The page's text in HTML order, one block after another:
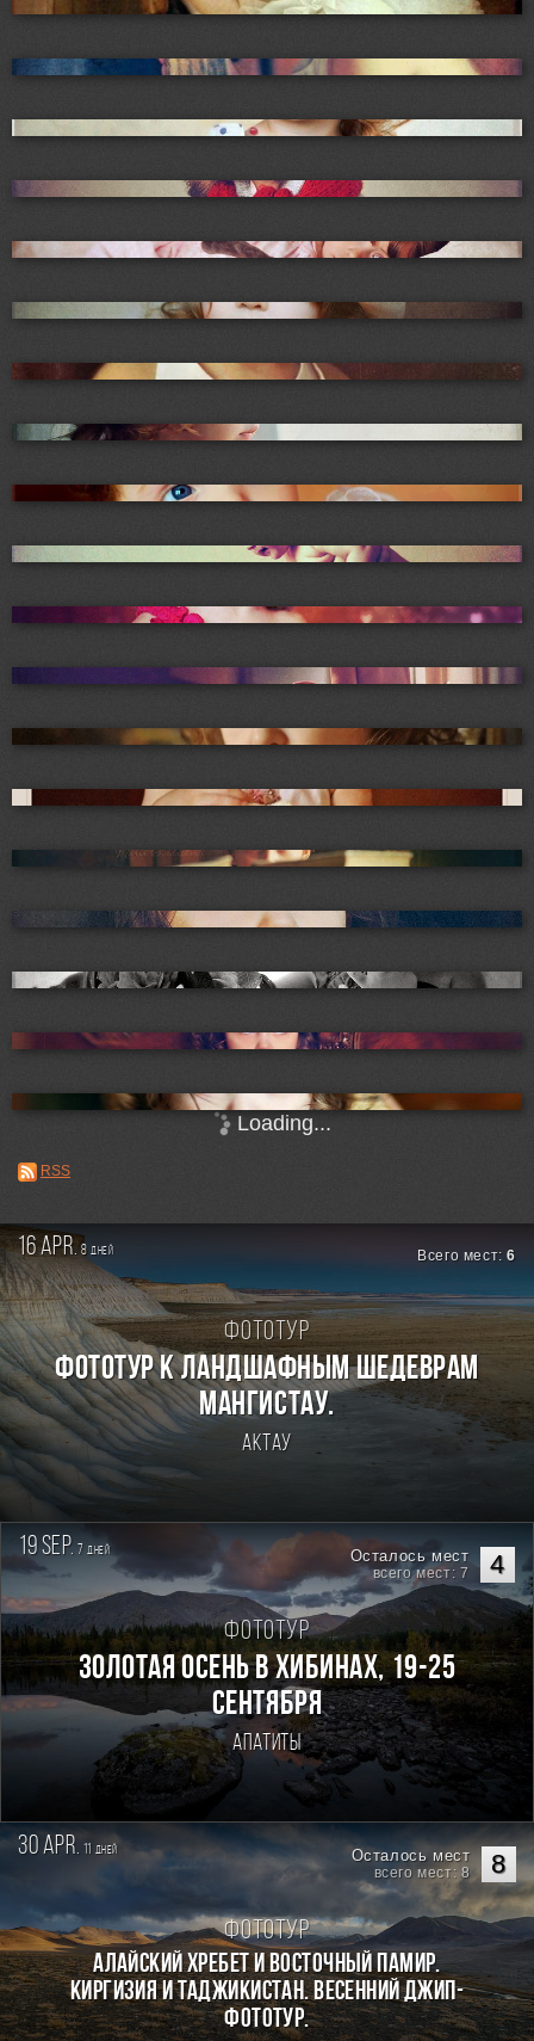
Loading...
RSS
16 apr. 8дней Всего мест:6
Фототур
Фототур к ландшафным шедеврам
Мангистау.
Актау
19 sep. 7дней 4
Осталось мест
всего мест: 7
Фототур
Золотая осень в Хибинах, 19-25
сентября
Апатиты
30 apr. 11 дней 8
Осталось мест
всего мест: 8
Фототур
Алайский хребет и Восточный Памир.
Киргизия и Таджикистан. Весенний джип-
фототур.